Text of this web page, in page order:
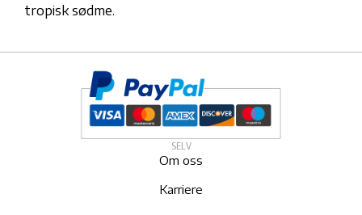
tropisk sødme.
SELV
Om oss
Karriere